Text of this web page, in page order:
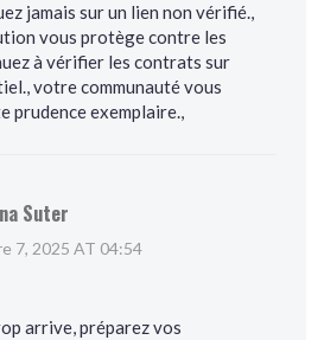
jamais sur un lien non vérifié.,
vous protège contre les
à vérifier les contrats sur
votre communauté vous
prudence exemplaire.,
Suter
7, 2025 AT 04:54
arrive, préparez vos